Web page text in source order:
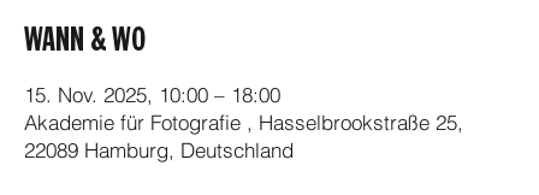
WANN & WO
15. Nov. 2025, 10:00 – 18:00
Akademie für Fotografie , Hasselbrookstraße 25,
22089 Hamburg, Deutschland